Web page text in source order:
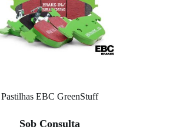
Pastilhas EBC GreenStuff
Sob Consulta